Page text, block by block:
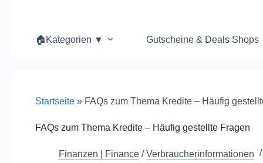
🏠Kategorien ▼ Gutscheine & Deals Shops
Startseite » FAQs zum Thema Kredite – Häufig
FAQs zum Thema Kredite – Häufig gestellte Fragen
Finanzen | Finance /Verbraucherinformationen